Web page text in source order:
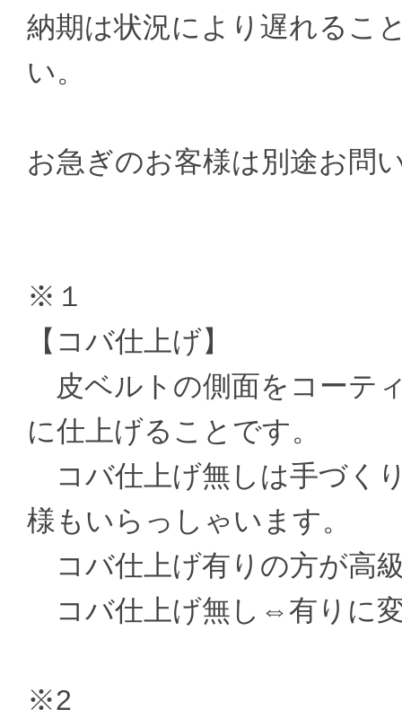
納期は状況により遅れるこ
い。
お急ぎのお客様は別途お問
※１
【コバ仕上げ】
皮ベルトの側面をコーテ
に仕上げることです。
コバ仕上げ無しは手づく
様もいらっしゃいます。
コバ仕上げ有りの方が高
コバ仕上げ無し⇔有りに
※2